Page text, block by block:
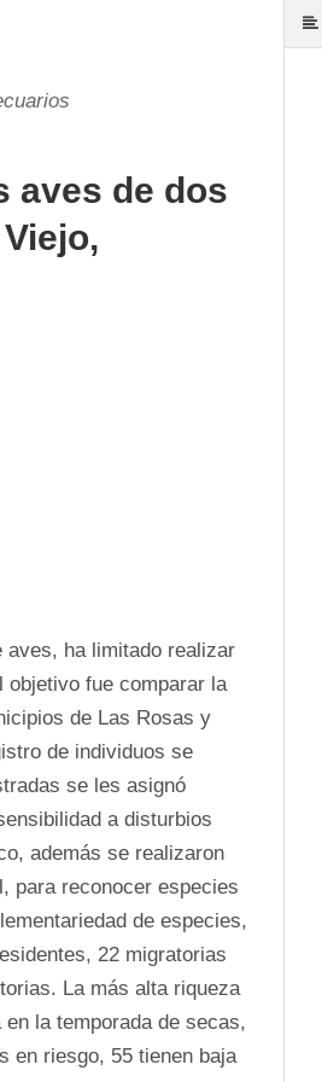
aves de dos
aves, ha limitado realizar
objetivo fue comparar la
de Las Rosas y
de individuos se
se les asignó
a disturbios
además se realizaron
para reconocer especies
de especies,
22 migratorias
La más alta riqueza
la temporada de secas,
en riesgo, 55 tienen baja